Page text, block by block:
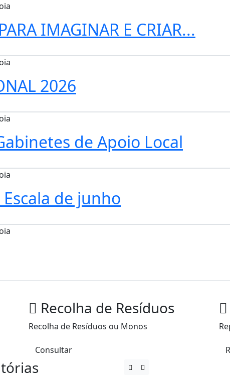
IMAGINAR E CRIAR...
2026
de Apoio Local
de junho
Recolha de Resíduos
Recolha de Resíduos ou Monos
Consultar